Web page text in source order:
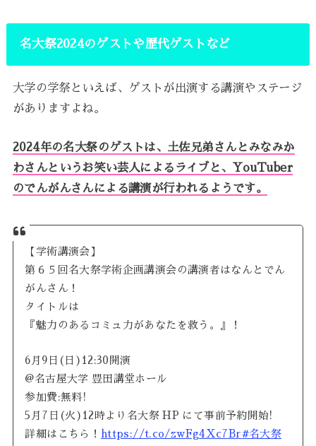
名大祭2024のゲストや歴代ゲストなど
大学の学祭といえば、ゲストが出演する講演やステージ
がありますよね。
2024年の名大祭のゲストは、土佐兄弟さんとみなみか
わさんというお笑い芸人によるライブと、YouTuber
のでんがんさんによる講演が行われるようです。
【学術講演会】
第６５回名大祭学術企画講演会の講演者はなんとでん
がんさん！
タイトルは
『魅力のあるコミュ力があなたを救う。』！
6月9日(日)12:30開演
@名古屋大学 豊田講堂ホール
参加費:無料!
5月7日(火)12時より名大祭 HP にて事前予約開始!
詳細はこちら！
https://t.co/zwFg4Xc7Br#名大祭